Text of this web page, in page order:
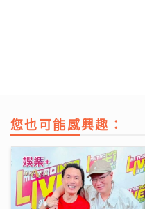
您也可能感興趣：